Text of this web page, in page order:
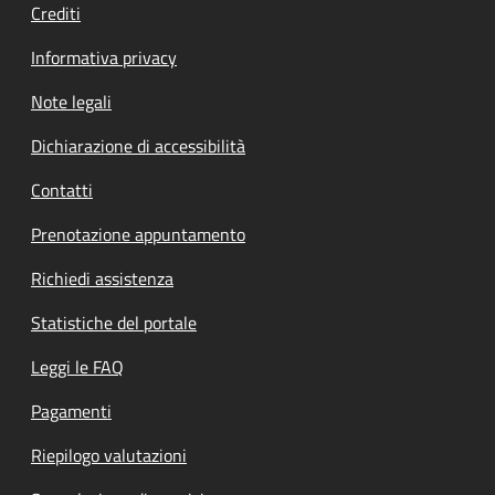
Crediti
Informativa privacy
Note legali
Dichiarazione di accessibilità
Contatti
Prenotazione appuntamento
Richiedi assistenza
Statistiche del portale
Leggi le FAQ
Pagamenti
Riepilogo valutazioni